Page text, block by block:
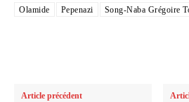
Olamide
Pepenazi Song-Naba Grégoire
Article précédent